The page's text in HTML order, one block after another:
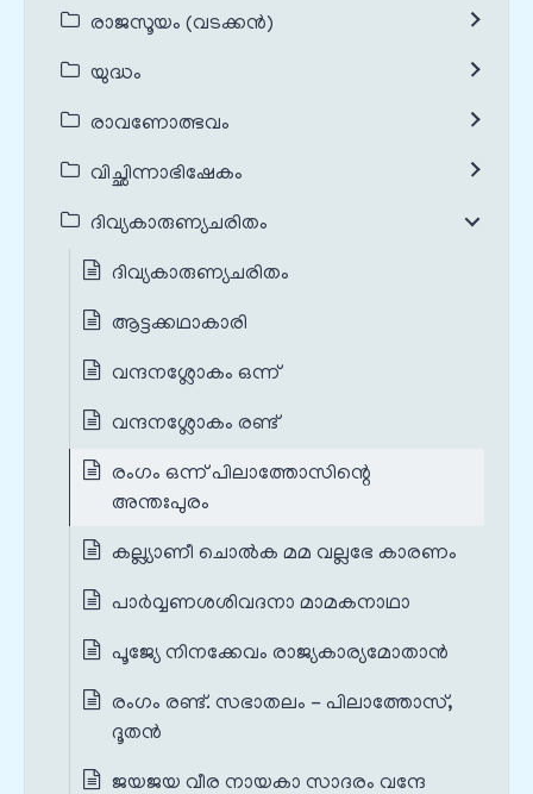
രാജസൂയം (വടക്കൻ)
യുദ്ധം
രാവണോത്ഭവം
വിച്ഛിന്നാഭിഷേകം
ദിവ്യകാരുണ്യചരിതം
ദിവ്യകാരുണ്യചരിതം
ആട്ടക്കഥാകാരി
വന്ദനശ്ലോകം ഒന്ന്
വന്ദനശ്ലോകം രണ്ട്
രംഗം ഒന്ന് പിലാത്തോസിന്റെ
അന്തഃപുരം
കല്ല്യാണീ ചൊല്‍ക മമ വല്ലഭേ കാരണം
പാര്‍വ്വണശശിവദനാ മാമകനാഥാ
പൂജ്യേ നിനക്കേവം രാജ്യകാര്യമോതാൻ
രംഗം രണ്ട്. സഭാതലം - പിലാത്തോസ്‌,
ദൂതൻ
ജയജയ വീര നായകാ സാദരം വന്ദേ